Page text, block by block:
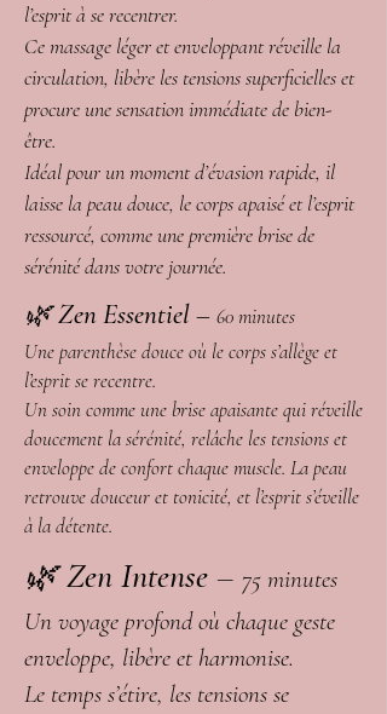
l’esprit à se recentrer.
Ce massage léger et enveloppant réveille la
circulation, libère les tensions superficielles et
procure une sensation immédiate de bien-
être.
Idéal pour un moment d’évasion rapide, il
laisse la peau douce, le corps apaisé et l’esprit
ressourcé, comme une première brise de
sérénité dans votre journée.
🌿Zen Essentiel– 60 minutes
Une parenthèse douce où le corps s’allège et
l’esprit se recentre.
Un soin comme une brise apaisante qui réveille
doucement la sérénité, relâche les tensions et
enveloppe de confort chaque muscle. La peau
retrouve douceur et tonicité, et l’esprit s’éveille
à la détente.
🌿Zen Intense – 75 minutes
Un voyage profond où chaque geste
enveloppe, libère et harmonise.
Le temps s’étire, les tensions se